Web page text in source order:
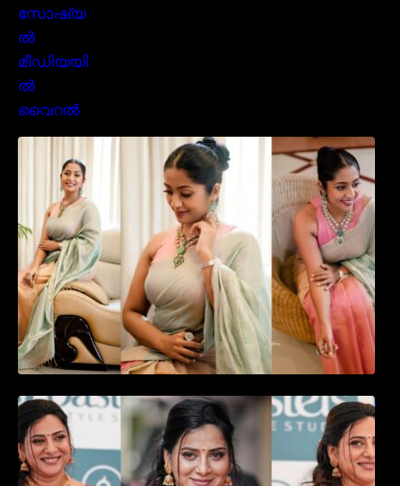
സാരിയിൽ സുന്ദരിയായി മലയിലകളുടെ
പ്രിയ താരം നവ്യാ നായർ| Malayalam
favourite actress Navya Nair cute in saree
ഉദ്ഘാടന വേദിയിൽ ആരാധരെ മയക്കുന്ന
തകർപ്പൻ ഡൻസുമായി അന്ന രാജൻ..